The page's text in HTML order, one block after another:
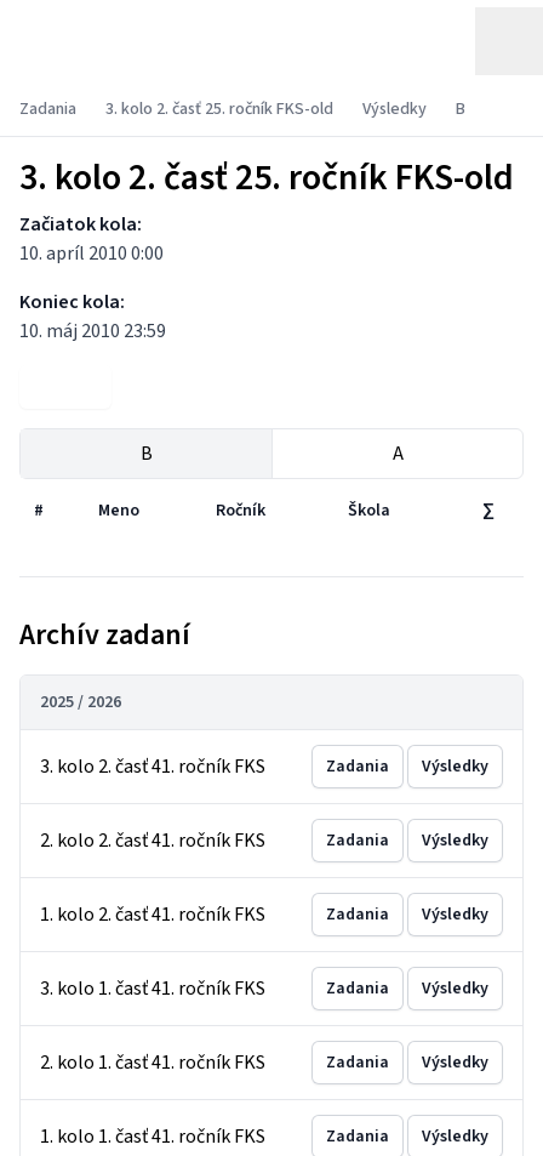
Zadania 3. kolo 2. časť 25. ročník FKS-old Výsledky B
3. kolo 2. časť 25. ročník FKS-old
Začiatok kola:
10. apríl 2010 0:00
Koniec kola:
10. máj 2010 23:59
B A
# Meno Ročník Škola ∑
Archív zadaní
2025 / 2026
3. kolo 2. časť 41. ročník FKS Zadania Výsledky
2. kolo 2. časť 41. ročník FKS Zadania Výsledky
1. kolo 2. časť 41. ročník FKS Zadania Výsledky
3. kolo 1. časť 41. ročník FKS Zadania Výsledky
2. kolo 1. časť 41. ročník FKS Zadania Výsledky
1. kolo 1. časť 41. ročník FKS Zadania Výsledky